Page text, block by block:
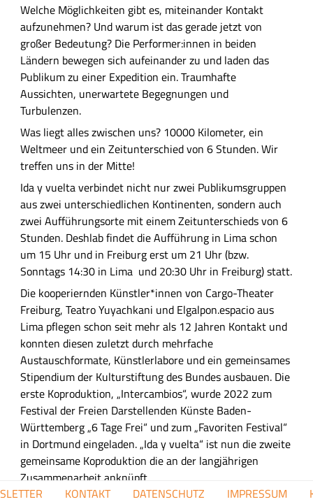
A
u
s
f
ü
h
r
l
i
c
e
B
e
s
c
h
r
e
i
b
u
n
g
Welche Möglichkeiten gibt es, miteinander Kontakt
aufzunehmen? Und warum ist das gerade jetzt von
großer Bedeutung? Die Performer:innen in beiden
Ländern bewegen sich aufeinander zu und laden das
Publikum zu einer Expedition ein. Traumhafte
Aussichten, unerwartete Begegnungen und
Turbulenzen.
Was liegt alles zwischen uns? 10000 Kilometer, ein
Weltmeer und ein Zeitunterschied von 6 Stunden. Wir
treffen uns in der Mitte!
Ida y vuelta verbindet nicht nur zwei Publikumsgruppen
aus zwei unterschiedlichen Kontinenten, sondern auch
zwei Aufführungsorte mit einem Zeitunterschieds von 6
Stunden. Deshlab findet die Aufführung in Lima schon
um 15 Uhr und in Freiburg erst um 21 Uhr (bzw.
Sonntags 14:30 in Lima und 20:30 Uhr in Freiburg) statt.
Die kooperiernden Künstler*innen von Cargo-Theater
Freiburg, Teatro Yuyachkani und Elgalpon.espacio aus
Lima pflegen schon seit mehr als 12 Jahren Kontakt und
konnten diesen zuletzt durch mehrfache
Austauschformate, Künstlerlabore und ein gemeinsames
Stipendium der Kulturstiftung des Bundes ausbauen. Die
erste Koproduktion, „Intercambios“, wurde 2022 zum
Festival der Freien Darstellenden Künste Baden-
Württemberg „6 Tage Frei“ und zum „Favoriten Festival“
in Dortmund eingeladen. „Ida y vuelta“ ist nun die zweite
gemeinsame Koproduktion die an der langjährigen
Zusammenarbeit anknüpft.
FUSSZEILENMENÜKONTAKT DATENSCHUTZ IMPRESSUM